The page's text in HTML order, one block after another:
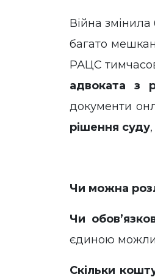
Війна
багато
РАЦС
адвоката з
документи
рішення суду
Чи можна
Чи
єдиною
Скільки